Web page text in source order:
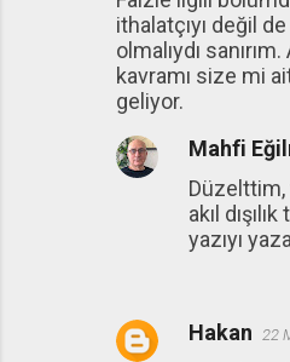
ithalatçıyı değil
olmalıydı sanırım.
kavramı size mi
geliyor.
Mahfi
akıl
yazıyı
Hakan 22